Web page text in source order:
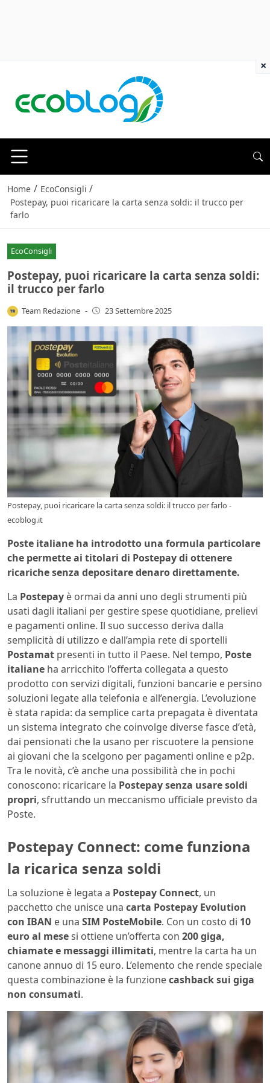
Home / EcoConsigli /
Postepay, puoi ricaricare la carta senza soldi: il trucco per
farlo
EcoConsigli
Postepay, puoi ricaricare la carta senza soldi:
il trucco per farlo
Team Redazione - 23 Settembre 2025
Postepay, puoi ricaricare la carta senza soldi: il trucco per farlo -
ecoblog.it
Poste italiane ha introdotto una formula particolare
che permette ai titolari di Postepay di ottenere
ricariche senza depositare denaro direttamente.
La Postepay è ormai da anni uno degli strumenti più
usati dagli italiani per gestire spese quotidiane, prelievi
e pagamenti online. Il suo successo deriva dalla
semplicità di utilizzo e dall’ampia rete di sportelli
Postamat presenti in tutto il Paese. Nel tempo, Poste
italiane ha arricchito l’offerta collegata a questo
prodotto con servizi digitali, funzioni bancarie e persino
soluzioni legate alla telefonia e all’energia. L’evoluzione
è stata rapida: da semplice carta prepagata è diventata
un sistema integrato che coinvolge diverse fasce d’età,
dai pensionati che la usano per riscuotere la pensione
ai giovani che la scelgono per pagamenti online e p2p.
Tra le novità, c’è anche una possibilità che in pochi
conoscono: ricaricare la Postepay senza usare soldi
propri, sfruttando un meccanismo ufficiale previsto da
Poste.
Postepay Connect: come funziona
la ricarica senza soldi
La soluzione è legata a Postepay Connect, un
pacchetto che unisce una carta Postepay Evolution
con IBAN e una SIM PosteMobile. Con un costo di 10
euro al mesesi ottiene un’offerta con 200 giga,
chiamate e messaggi illimitati, mentre la carta ha un
canone annuo di 15 euro. L’elemento che rende speciale
questa combinazione è la funzionecashback sui giga
non consumati.
×